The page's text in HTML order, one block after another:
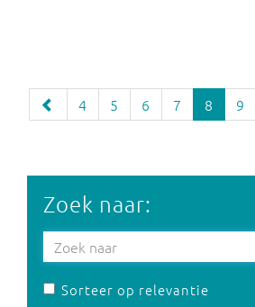
4 5 6 7 8 9
Zoek naar:
Sorteer op relevantie